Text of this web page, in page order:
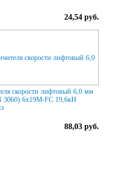
24,54 руб.
скорости лифтовый 6,0 мм
3060) 6х19M-FC 19,6кН
88,03 руб.